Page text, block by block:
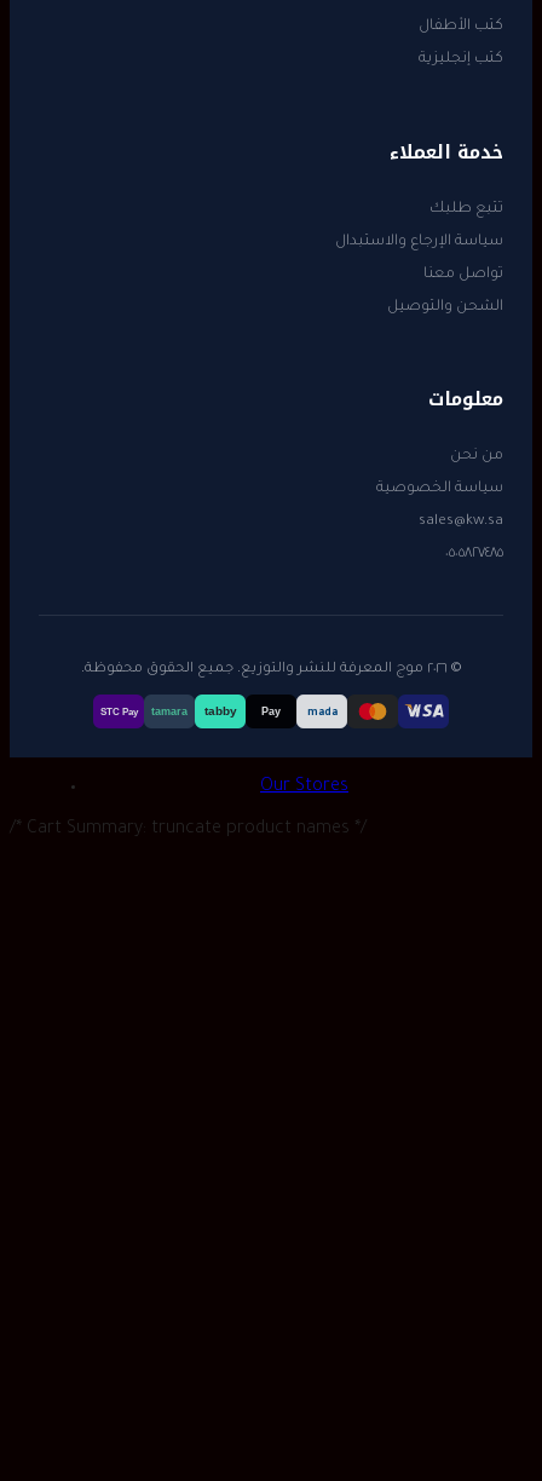
كتب الأطفال
كتب إنجليزية
خدمة العملاء
تتبع طلبك
سياسة الإرجاع والاستبدال
تواصل معنا
الشحن والتوصيل
معلومات
من نحن
سياسة الخصوصية
sales@kw.sa
٠٥٠٥٨٢٧٤٨٥
© ٢٠٢٦ موج المعرفة للنشر والتوزيع. جميع الحقوق محفوظة.
mada
Pay
tabby
tamara
STC Pay
Our Stores
/* Cart Summary: truncate product names */